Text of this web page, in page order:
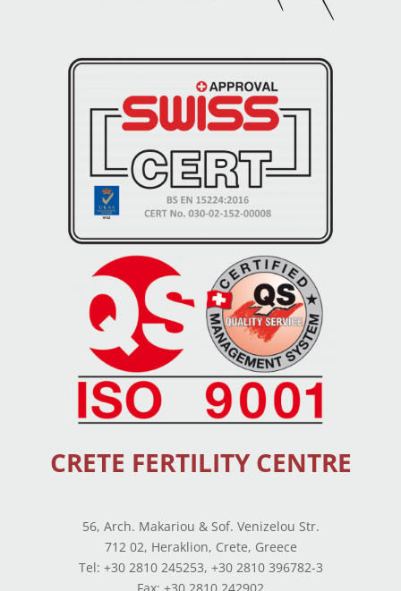
CRETE FERTILITY CENTRE
56, Arch. Makariou & Sof. Venizelou Str.
712 02, Heraklion, Crete, Greece
Tel: +30 2810 245253, +30 2810 396782-3